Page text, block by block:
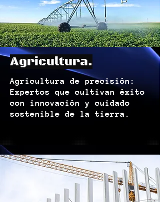
Agricultura.
Agricultura de precisión:
Expertos que cultivan éxito
con innovación y cuidado
sostenible de la tierra.